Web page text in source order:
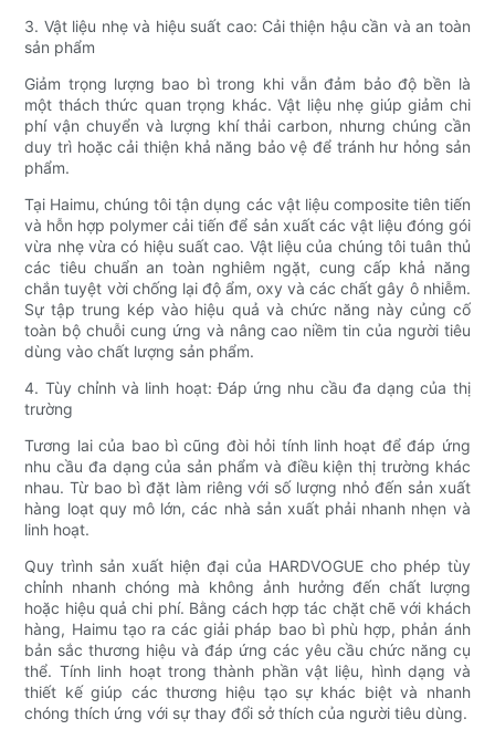
3. Vật liệu nhẹ và hiệu suất cao: Cải thiện hậu cần và an toàn
sản phẩm
Giảm trọng lượng bao bì trong khi vẫn đảm bảo độ bền là
một thách thức quan trọng khác. Vật liệu nhẹ giúp giảm chi
phí vận chuyển và lượng khí thải carbon, nhưng chúng cần
duy trì hoặc cải thiện khả năng bảo vệ để tránh hư hỏng sản
phẩm.
Tại Haimu, chúng tôi tận dụng các vật liệu composite tiên tiến
và hỗn hợp polymer cải tiến để sản xuất các vật liệu đóng gói
vừa nhẹ vừa có hiệu suất cao. Vật liệu của chúng tôi tuân thủ
các tiêu chuẩn an toàn nghiêm ngặt, cung cấp khả năng
chắn tuyệt vời chống lại độ ẩm, oxy và các chất gây ô nhiễm.
Sự tập trung kép vào hiệu quả và chức năng này củng cố
toàn bộ chuỗi cung ứng và nâng cao niềm tin của người tiêu
dùng vào chất lượng sản phẩm.
4. Tùy chỉnh và linh hoạt: Đáp ứng nhu cầu đa dạng của thị
trường
Tương lai của bao bì cũng đòi hỏi tính linh hoạt để đáp ứng
nhu cầu đa dạng của sản phẩm và điều kiện thị trường khác
nhau. Từ bao bì đặt làm riêng với số lượng nhỏ đến sản xuất
hàng loạt quy mô lớn, các nhà sản xuất phải nhanh nhẹn và
linh hoạt.
Quy trình sản xuất hiện đại của HARDVOGUE cho phép tùy
chỉnh nhanh chóng mà không ảnh hưởng đến chất lượng
hoặc hiệu quả chi phí. Bằng cách hợp tác chặt chẽ với khách
hàng, Haimu tạo ra các giải pháp bao bì phù hợp, phản ánh
bản sắc thương hiệu và đáp ứng các yêu cầu chức năng cụ
thể. Tính linh hoạt trong thành phần vật liệu, hình dạng và
thiết kế giúp các thương hiệu tạo sự khác biệt và nhanh
chóng thích ứng với sự thay đổi sở thích của người tiêu dùng.